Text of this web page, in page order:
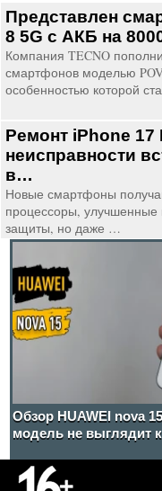
Представлен
8 5G с АКБ на
Компания TECNO
смартфонов моделью
особенностью которой
Ремонт iPhone 17
неисправности
в…
Новые смартфоны
процессоры,
защиты, но даже …
Обзор HUAWEI nova
модель не выглядит